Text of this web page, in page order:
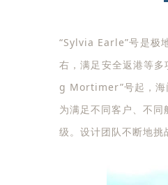
“Sylvia Earle”号是极
右，满足安全返港等
g Mortimer”号起，海
为满足不同客户、不
级。设计团队不断地挑